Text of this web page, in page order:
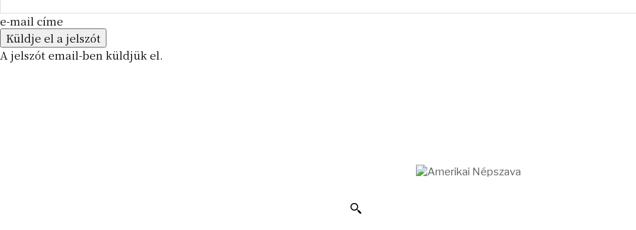
e-mail címe
A jelszót email-ben küldjük el.